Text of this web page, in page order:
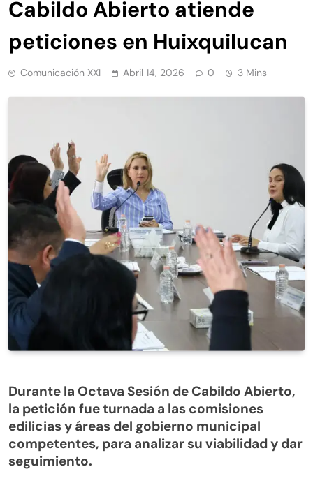
Cabildo Abierto atiende
peticiones en Huixquilucan
Comunicación XXI Abril 14, 2026 0 3 Mins
Durante la Octava Sesión de Cabildo Abierto,
la petición fue turnada a las comisiones
edilicias y áreas del gobierno municipal
competentes, para analizar su viabilidad y dar
seguimiento.